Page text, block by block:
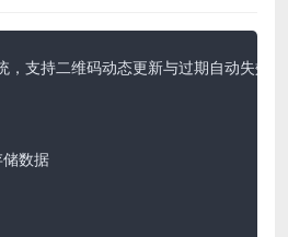
，支持二维码动态更新与过期自动失效。
储数据